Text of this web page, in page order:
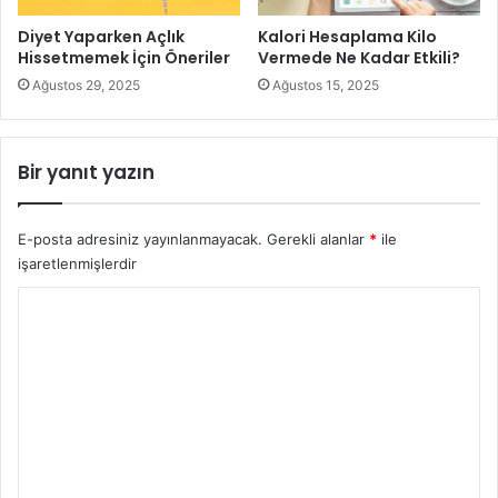
Diyet Yaparken Açlık
Hissetmemek İçin Öneriler
Ağustos 29, 2025
Kalori Hesaplama Kilo
Vermede Ne Kadar Etkili?
Ağustos 15, 2025
Bir yanıt yazın
E-posta adresiniz yayınlanmayacak. Gerekli alanlar * ile
işaretlenmişlerdir